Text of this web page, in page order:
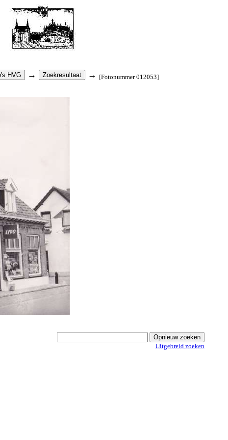
→ → [Fotonummer 012053]
Uitgebreid zoeken